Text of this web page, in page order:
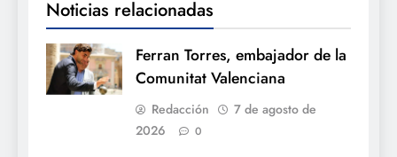
Noticias relacionadas
Ferran Torres, embajador de la
Comunitat Valenciana
Redacción
7 de agosto de
2026
0